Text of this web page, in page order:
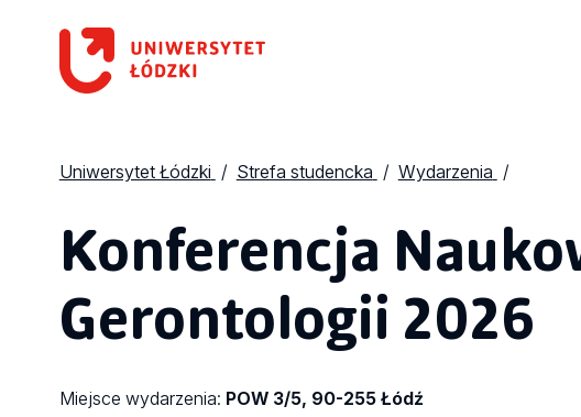
Uniwersytet Łódzki Strefa studencka Wydarzenia
Konferencja
Gerontologii 2026
Miejsce wydarzenia: POW 3/5, 90-255 Łódź